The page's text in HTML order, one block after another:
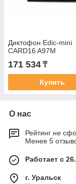
Диктофон Edic-mini
CARD16 A97M
171 534 ₸
Купить
О нас
Рейтинг не
Менее 5
Работает с
г. Уральск